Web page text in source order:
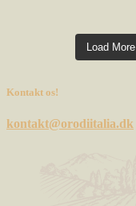
Load More
Kontakt os!
kontakt@orodiitalia.dk